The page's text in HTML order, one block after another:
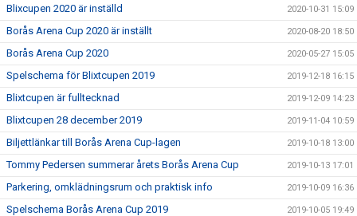
Blixcupen 2020 är inställd 2020-10-31 15:09
Borås Arena Cup 2020 är inställt 2020-08-20 18:50
Borås Arena Cup 2020 2020-05-27 15:05
Spelschema för Blixtcupen 2019 2019-12-18 16:15
Blixtcupen är fulltecknad 2019-12-09 14:23
Blixtcupen 28 december 2019 2019-11-04 10:59
Biljettlänkar till Borås Arena Cup-lagen 2019-10-18 13:00
Tommy Pedersen summerar årets Borås Arena Cup 2019-10-13 17:01
Parkering, omklädningsrum och praktisk info 2019-10-09 16:36
Spelschema Borås Arena Cup 2019 2019-10-05 19:49